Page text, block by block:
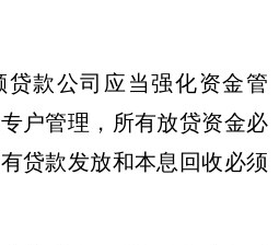
款公司应当强化资金管
户管理，所有放贷资金必
贷款发放和本息回收必须